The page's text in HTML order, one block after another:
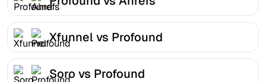
Xfunnel vs Profound
Soro vs Profound